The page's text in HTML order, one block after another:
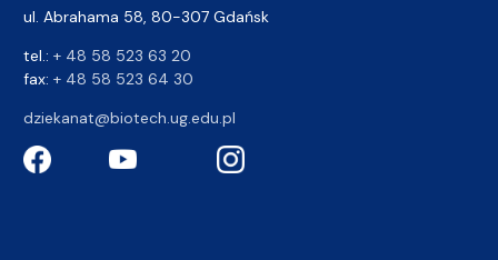
ul. Abrahama 58, 80-307 Gdańsk
tel.: + 48 58 523 63 20
fax: + 48 58 523 64 30
dziekanat@biotech.ug.edu.pl